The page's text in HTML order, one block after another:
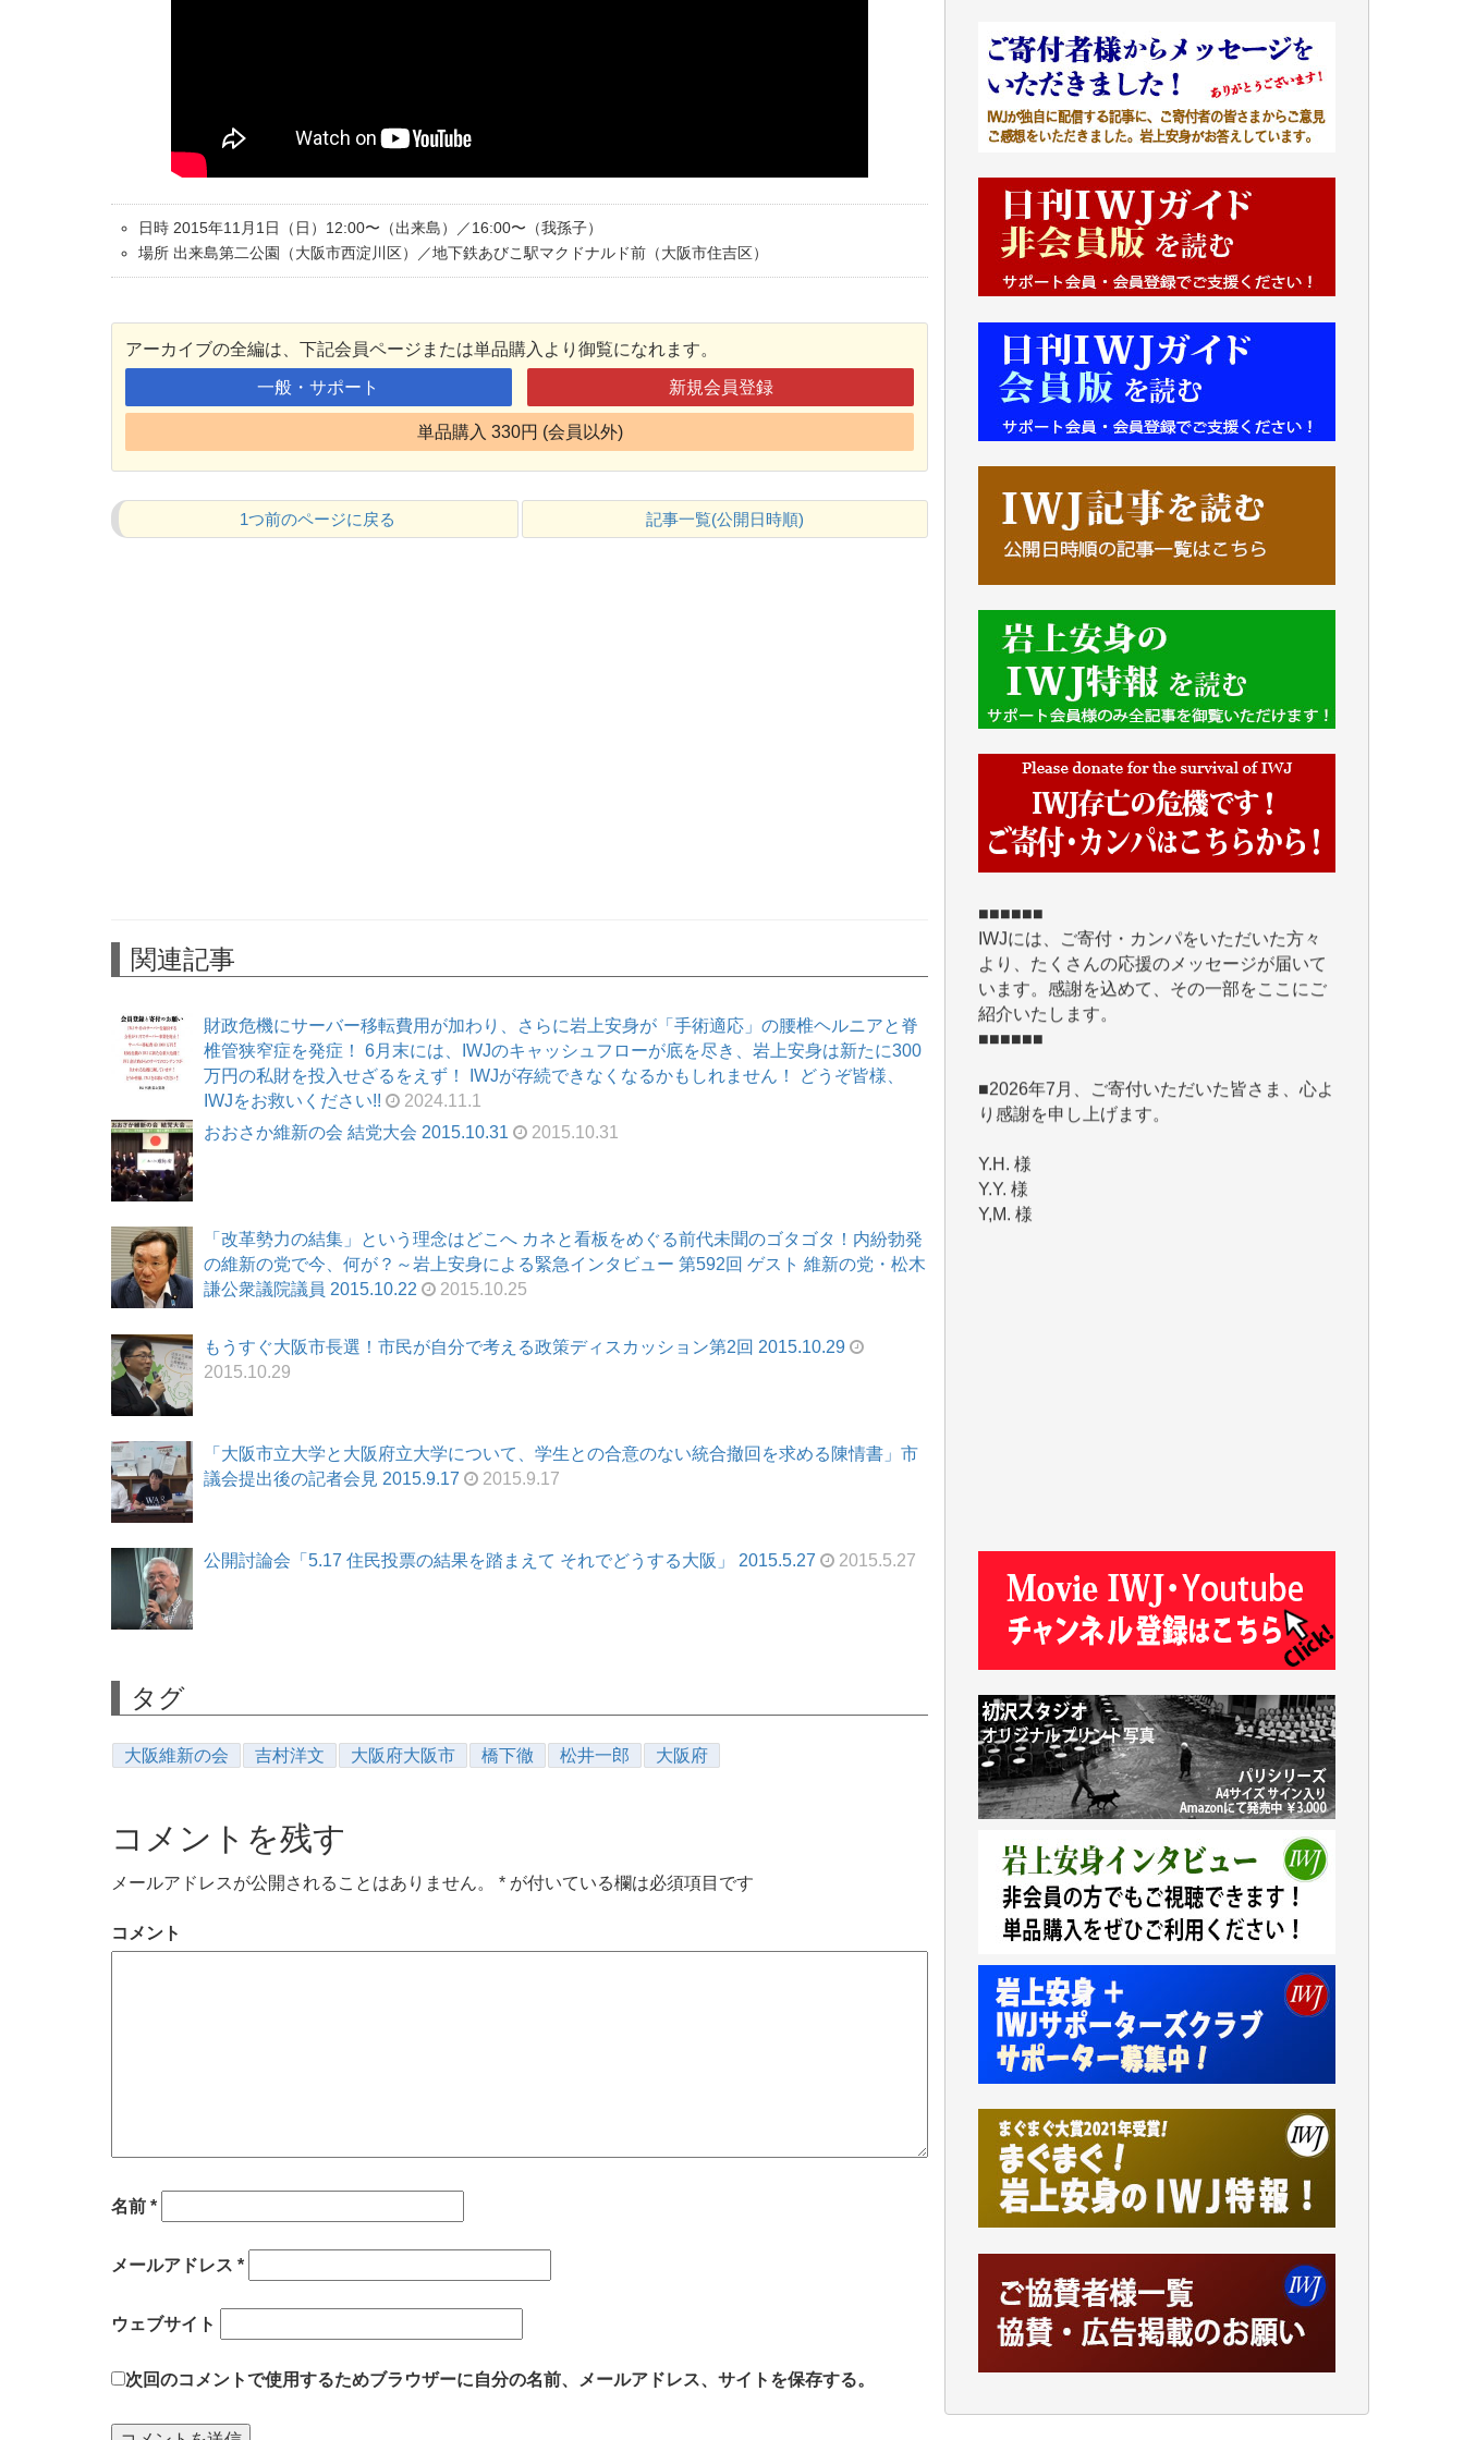
日時 2015年11月1日（日）12:00〜（出来島）／16:00〜（我孫子）
場所 出来島第二公園（大阪市西淀川区）／地下鉄あびこ駅マクドナルド前（大阪市住吉区）
アーカイブの全編は、下記会員ページまたは単品購入より御覧になれます。
一般・サポート 新規会員登録
単品購入 330円 (会員以外)
1つ前のページに戻る 記事一覧(公開日時順)
関連記事
財政危機にサーバー移転費用が加わり、さらに岩上安身が「手術適応」の腰椎ヘルニアと脊
椎管狭窄症を発症！ 6月末には、IWJのキャッシュフローが底を尽き、岩上安身は新たに300
万円の私財を投入せざるをえず！ IWJが存続できなくなるかもしれません！ どうぞ皆様、
IWJをお救いください!!
2024.11.1
おおさか維新の会 結党大会 2015.10.31
2015.10.31
「改革勢力の結集」という理念はどこへ カネと看板をめぐる前代未聞のゴタゴタ！内紛勃発
の維新の党で今、何が？～岩上安身による緊急インタビュー 第592回 ゲスト 維新の党・松木
謙公衆議院議員 2015.10.22
2015.10.25
もうすぐ大阪市長選！市民が自分で考える政策ディスカッション第2回 2015.10.29
2015.10.29
「大阪市立大学と大阪府立大学について、学生との合意のない統合撤回を求める陳情書」市
議会提出後の記者会見 2015.9.17
2015.9.17
公開討論会「5.17 住民投票の結果を踏まえて それでどうする大阪」 2015.5.27 2015.5.27
タグ
大阪維新の会 吉村洋文 大阪府大阪市 橋下徹 松井一郎 大阪府
コメントを残す
メールアドレスが公開されることはありません。 * が付いている欄は必須項目です
コメント
名前 *
メールアドレス *
ウェブサイト
次回のコメントで使用するためブラウザーに自分の名前、メールアドレス、サイトを保存する。
より、たくさんの応援のメッセージが届いて
います。感謝を込めて、その一部をここにご
紹介いたします。
■■■■■■
■2026年7月、ご寄付いただいた皆さま、心よ
Y.H. 様
Y,M. 様
T.M. 様
マツモト ヤスアキ 様
T.K. 様
ASAKO TAKAESU 様
マシオン恵美香 様
平野智生 様
山本賢二 様
吉住俊昭 様
徳山匡 様
金 盛起 様
塩川 晃平 様
松本益美 様
井出 隆太 様
及川昭男 様
岩井祐子 様
藤田英之 様
藤岡比左志 様
井出 隆太 様
小池説夫 様
アオキカナメ 様
諸般の事情によりIWJ会費払えず今は非会員
ンをよく拝見しております。コンテンツが失
われるのはあまりにもったいない。少しでも
お役立てください。（H.O.様）
今日、僅かですがカンパしました。IWJの危
機を乗り切るには到底及ばない額ですが病気
の妻を抱えている私にとっては精一杯のカン
パです。
や解説記事、そして各界の方々とのインタビ